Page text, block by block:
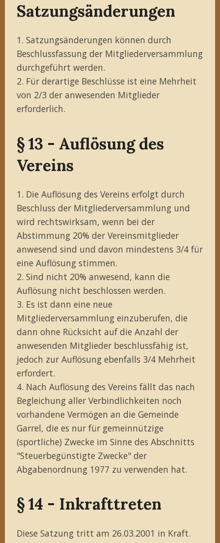
Satzungsänderungen
1. Satzungsänderungen können durch
Beschlussfassung der Mitgliederversammlung
durchgeführt werden.
2. Für derartige Beschlüsse ist eine Mehrheit
von 2/3 der anwesenden Mitglieder
erforderlich.
§ 13 - Auflösung des
Vereins
1. Die Auflösung des Vereins erfolgt durch
Beschluss der Mitgliederversammlung und
wird rechtswirksam, wenn bei der
Abstimmung 20% der Vereinsmitglieder
anwesend sind und davon mindestens 3/4 für
eine Auflösung stimmen.
2. Sind nicht 20% anwesend, kann die
Auflösung nicht beschlossen werden.
3. Es ist dann eine neue
Mitgliederversammlung einzuberufen, die
dann ohne Rücksicht auf die Anzahl der
anwesenden Mitglieder beschlussfähig ist,
jedoch zur Auflösung ebenfalls 3/4 Mehrheit
erfordert.
4. Nach Auflösung des Vereins fällt das nach
Begleichung aller Verbindlichkeiten noch
vorhandene Vermögen an die Gemeinde
Garrel, die es nur für gemeinnützige
(sportliche) Zwecke im Sinne des Abschnitts
"Steuerbegünstigte Zwecke" der
Abgabenordnung 1977 zu verwenden hat.
§ 14 - Inkrafttreten
Diese Satzung tritt am 26.03.2001 in Kraft.